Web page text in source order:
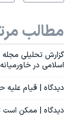
مطالب
گزارش تحلیلی مجله
اسلامی در خاورمیانه
دیدگاه | قیام
دیدگاه | ممکن است